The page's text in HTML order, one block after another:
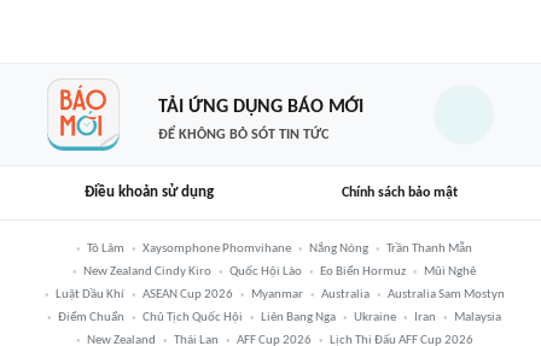
TẢI ỨNG DỤNG BÁO MỚI
ĐỂ KHÔNG BỎ SÓT TIN TỨC
Điều khoản sử dụng Chính sách bảo mật
Tô Lâm Xaysomphone Phomvihane Nắng Nóng
Trần Thanh Mẫn
New Zealand Cindy Kiro
Quốc Hội Lào Eo Biển Hormuz
Mũi Nghê
Luật Dầu Khí
ASEAN Cup 2026 Myanmar Australia
Australia Sam Mostyn
Điểm Chuẩn
Chủ Tịch Quốc Hội Liên Bang Nga Ukraine Iran
Malaysia
New Zealand
Thái Lan AFF Cup 2026 Lịch Thi Đấu AFF Cup 2026